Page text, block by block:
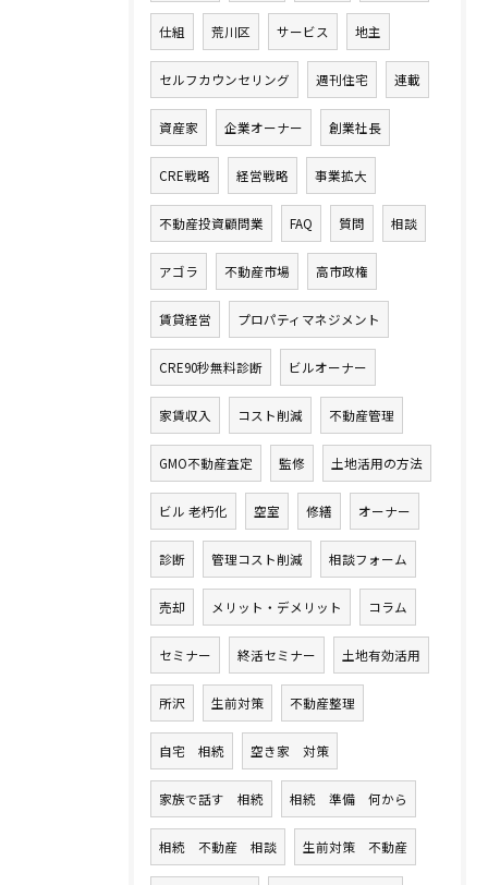
仕組 荒川区 サービス 地主
セルフカウンセリング 週刊住宅 連載
資産家 企業オーナー 創業社長
CRE戦略 経営戦略 事業拡大
不動産投資顧問業 FAQ 質問 相談
アゴラ 不動産市場 高市政権
賃貸経営 プロパティマネジメント
CRE90秒無料診断 ビルオーナー
家賃収入 コスト削減 不動産管理
GMO不動産査定 監修 土地活用の方法
ビル 老朽化 空室 修繕 オーナー
診断 管理コスト削減 相談フォーム
売却 メリット・デメリット コラム
セミナー 終活セミナー 土地有効活用
所沢 生前対策 不動産整理
自宅 相続 空き家 対策
家族で話す 相続 相続 準備 何から
相続 不動産 相談 生前対策 不動産